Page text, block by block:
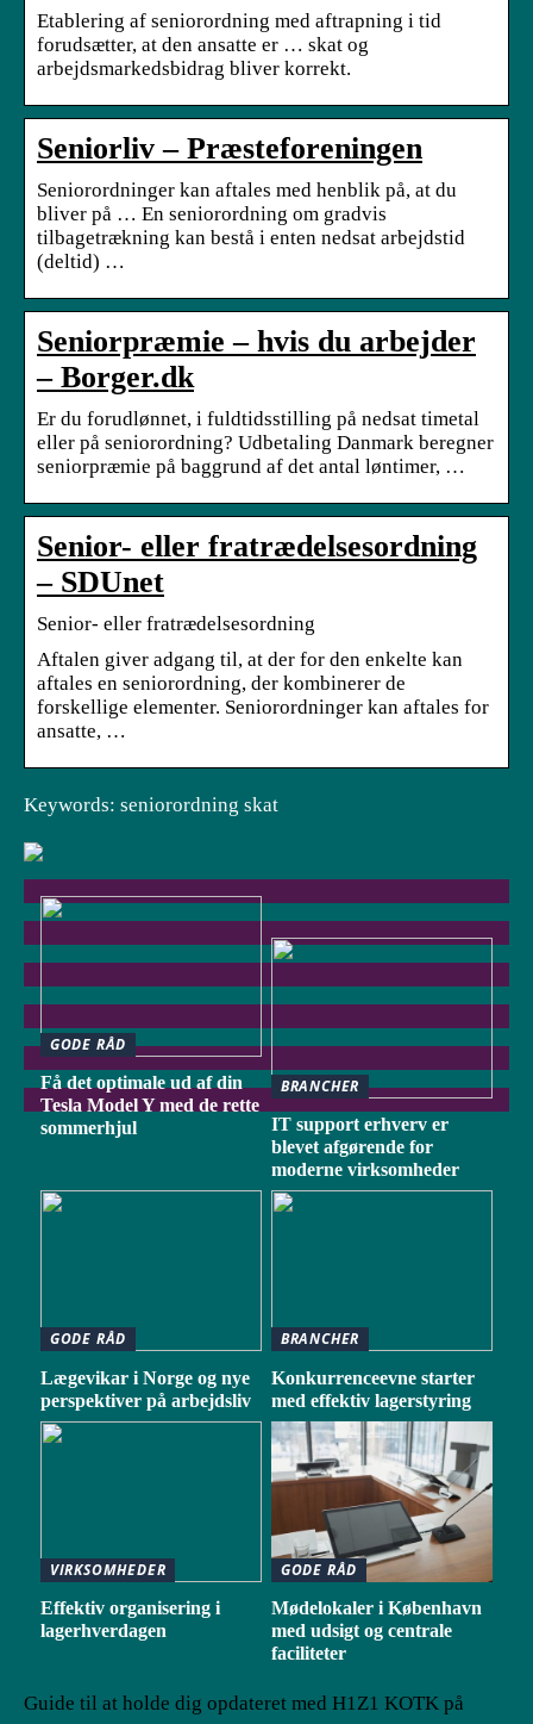
Etablering af seniorordning med aftrapning i tid
forudsætter, at den ansatte er … skat og
arbejdsmarkedsbidrag bliver korrekt.
Seniorliv – Præsteforeningen
Seniorordninger kan aftales med henblik på, at du
bliver på … En seniorordning om gradvis
tilbagetrækning kan bestå i enten nedsat arbejdstid
(deltid) …
Seniorpræmie – hvis du arbejder
– Borger.dk
Er du forudlønnet, i fuldtidsstilling på nedsat timetal
eller på seniorordning? Udbetaling Danmark beregner
seniorpræmie på baggrund af det antal løntimer, …
Senior- eller fratrædelsesordning
– SDUnet
Senior- eller fratrædelsesordning
Aftalen giver adgang til, at der for den enkelte kan
aftales en seniorordning, der kombinerer de
forskellige elementer. Seniorordninger kan aftales for
ansatte, …
Keywords: seniorordning skat
GODE RÅD
Få det optimale ud af din
Tesla Model Y med de rette
sommerhjul
BRANCHER
IT support erhverv er
blevet afgørende for
moderne virksomheder
GODE RÅD
Lægevikar i Norge og nye
perspektiver på arbejdsliv
BRANCHER
Konkurrenceevne starter
med effektiv lagerstyring
VIRKSOMHEDER
Effektiv organisering i
lagerhverdagen
GODE RÅD
Mødelokaler i København
med udsigt og centrale
faciliteter
Guide til at holde dig opdateret med H1Z1 KOTK på